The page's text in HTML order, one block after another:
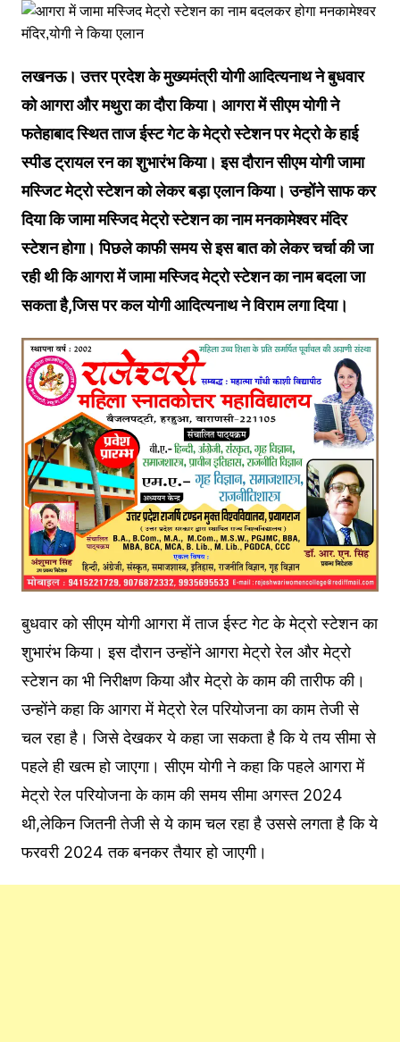
लखनऊ। उत्तर प्रदेश के मुख्यमंत्री योगी आदित्यनाथ ने बुधवार
को आगरा और मथुरा का दौरा किया। आगरा में सीएम योगी ने
फतेहाबाद स्थित ताज ईस्ट गेट के मेट्रो स्टेशन पर मेट्रो के हाई
स्पीड ट्रायल रन का शुभारंभ किया। इस दौरान सीएम योगी जामा
मस्जिट मेट्रो स्टेशन को लेकर बड़ा एलान किया। उन्होंने साफ कर
दिया कि जामा मस्जिद मेट्रो स्टेशन का नाम मनकामेश्वर मंदिर
स्टेशन होगा। पिछले काफी समय से इस बात को लेकर चर्चा की जा
रही थी कि आगरा में जामा मस्जिद मेट्रो स्टेशन का नाम बदला जा
सकता है,जिस पर कल योगी आदित्यनाथ ने विराम लगा दिया।
बुधवार को सीएम योगी आगरा में ताज ईस्ट गेट के मेट्रो स्टेशन का
शुभारंभ किया। इस दौरान उन्होंने आगरा मेट्रो रेल और मेट्रो
स्टेशन का भी निरीक्षण किया और मेट्रो के काम की तारीफ की।
उन्होंने कहा कि आगरा में मेट्रो रेल परियोजना का काम तेजी से
चल रहा है। जिसे देखकर ये कहा जा सकता है कि ये तय सीमा से
पहले ही खत्म हो जाएगा। सीएम योगी ने कहा कि पहले आगरा में
मेट्रो रेल परियोजना के काम की समय सीमा अगस्त 2024
थी,लेकिन जितनी तेजी से ये काम चल रहा है उससे लगता है कि ये
फरवरी 2024 तक बनकर तैयार हो जाएगी।